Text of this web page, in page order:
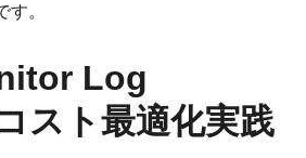
す。
Log
スト最適化実践